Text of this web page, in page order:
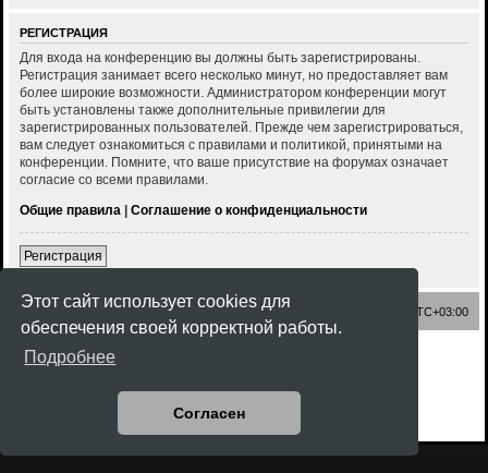
Этот сайт использует cookies для
обеспечения своей корректной работы.
Подробнее
Согласен
РЕГИСТРАЦИЯ
Для входа на конференцию вы должны быть зарегистрированы.
Регистрация занимает всего несколько минут, но предоставляет вам
более широкие возможности. Администратором конференции могут
быть установлены также дополнительные привилегии для
зарегистрированных пользователей. Прежде чем зарегистрироваться,
вам следует ознакомиться с правилами и политикой, принятыми на
конференции. Помните, что ваше присутствие на форумах означает
согласие со всеми правилами.
Общие правила | Соглашение о конфиденциальности
Регистрация
Список форумов UTC+03:00
Создано на основе
Русская поддержка phpBB
Конфиденциальность